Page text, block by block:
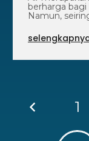
berharga
Namun,
1